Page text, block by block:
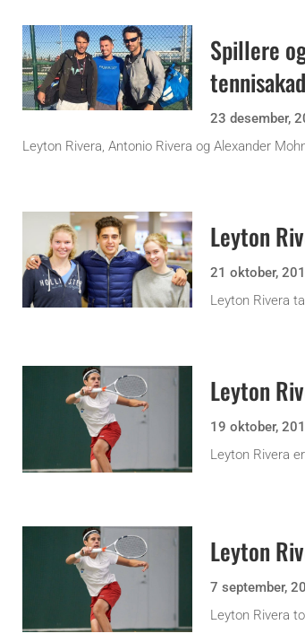
Spillere
23 desember,
Leyton Rivera, Antonio Rivera og Alexander
Leyton
21 oktober,
Leyton Rivera
Leyton
19 oktober,
Leyton Rivera
Leyton
7 september,
Leyton Rivera